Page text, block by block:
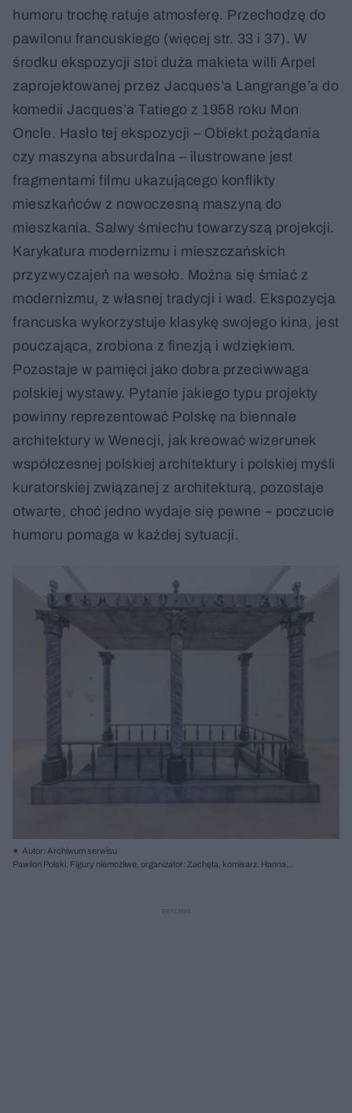
humoru trochę ratuje atmosferę. Przechodzę do
pawilonu francuskiego (więcej str. 33 i 37). W
środku ekspozycji stoi duża makieta willi Arpel
zaprojektowanej przez Jacques’a Langrange’a do
komedii Jacques’a Tatiego z 1958 roku Mon
Oncle. Hasło tej ekspozycji – Obiekt pożądania
czy maszyna absurdalna – ilustrowane jest
fragmentami filmu ukazującego konflikty
mieszkańców z nowoczesną maszyną do
mieszkania. Salwy śmiechu towarzyszą projekcji.
Karykatura modernizmu i mieszczańskich
przyzwyczajeń na wesoło. Można się śmiać z
modernizmu, z własnej tradycji i wad. Ekspozycja
francuska wykorzystuje klasykę swojego kina, jest
pouczająca, zrobiona z finezją i wdziękiem.
Pozostaje w pamięci jako dobra przeciwwaga
polskiej wystawy. Pytanie jakiego typu projekty
powinny reprezentować Polskę na biennale
architektury w Wenecji, jak kreować wizerunek
współczesnej polskiej architektury i polskiej myśli
kuratorskiej związanej z architekturą, pozostaje
otwarte, choć jedno wydaje się pewne – poczucie
humoru pomaga w każdej sytuacji.
Autor: Archiwum serwisu
Pawilon Polski, Figury niemożliwe, organizator: Zachęta, komisarz: Hanna